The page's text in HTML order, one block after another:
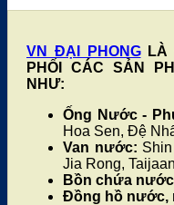
VN ĐẠI PHONGLÀ
PHỐI CÁC SẢN
NHƯ:
Ống Nước -
Hoa Sen, Đệ
Van nước:
Jia Rong,
Bồn chứa
Đồng hồ nước,